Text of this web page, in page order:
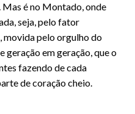
Mas é no Montado, onde
seja, pelo fator
movida pelo orgulho do
geração em geração, que o
fazendo de cada
de coração cheio.